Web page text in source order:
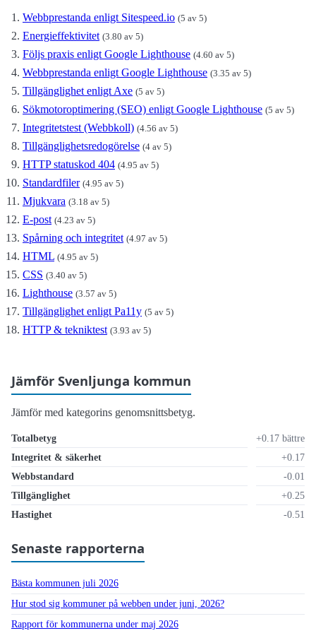
Webbprestanda enligt Sitespeed.io (5 av 5)
Energieffektivitet (3.80 av 5)
Följs praxis enligt Google Lighthouse (4.60 av 5)
Webbprestanda enligt Google Lighthouse (3.35 av 5)
Tillgänglighet enligt Axe (5 av 5)
Sökmotoroptimering (SEO) enligt Google Lighthouse (5 av 5)
Integritetstest (Webbkoll) (4.56 av 5)
Tillgänglighetsredogörelse (4 av 5)
HTTP statuskod 404 (4.95 av 5)
Standardfiler (4.95 av 5)
Mjukvara (3.18 av 5)
E-post (4.23 av 5)
Spårning och integritet (4.97 av 5)
HTML (4.95 av 5)
CSS (3.40 av 5)
Lighthouse (3.57 av 5)
Tillgänglighet enligt Pa11y (5 av 5)
HTTP & tekniktest (3.93 av 5)
Jämför Svenljunga kommun
Jämför med kategorins genomsnittsbetyg.
Totalbetyg
+0.17 bättre
Integritet & säkerhet
+0.17
Webbstandard
-0.01
Tillgänglighet
+0.25
Hastighet
-0.51
Senaste rapporterna
Bästa kommunen juli 2026
Hur stod sig kommuner på webben under juni, 2026?
Rapport för kommunerna under maj 2026